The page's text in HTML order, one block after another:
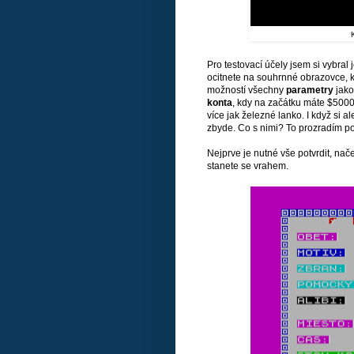
Pro testovací účely jsem si
ocitnete na souhrnné obrazovce,
možností všechny parametry
konta, kdy na začátku máte
více jak železné lanko. I když si
zbyde. Co s nimi? To prozradím
Nejprve je nutné vše potvrdit,
stanete se vrahem.